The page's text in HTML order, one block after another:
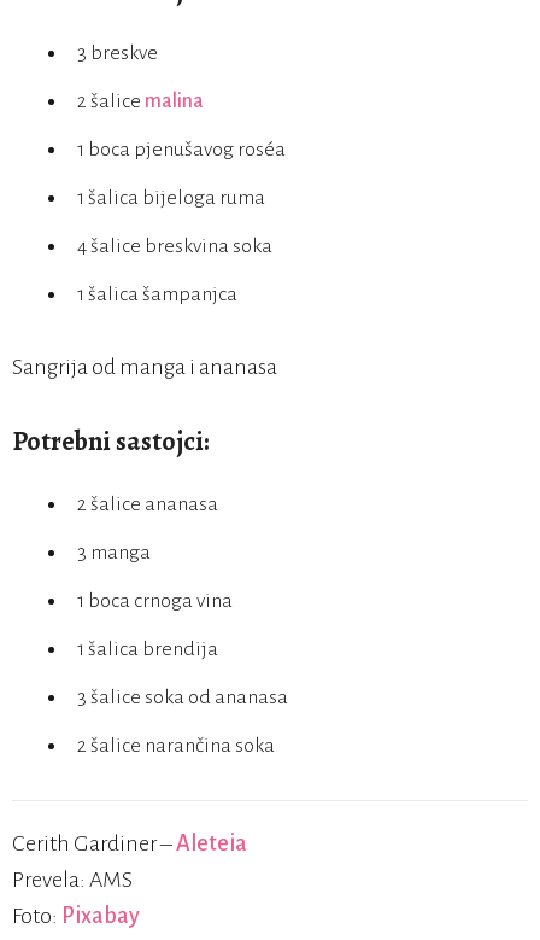
3 breskve
2 šalice malina
1 boca pjenušavog roséa
1 šalica bijeloga ruma
4 šalice breskvina soka
1 šalica šampanjca
Sangrija od manga i ananasa
Potrebni sastojci:
2 šalice ananasa
3 manga
1 boca crnoga vina
1 šalica brendija
3 šalice soka od ananasa
2 šalice narančina soka
Cerith Gardiner –Aleteia
Prevela: AMS
Foto: Pixabay